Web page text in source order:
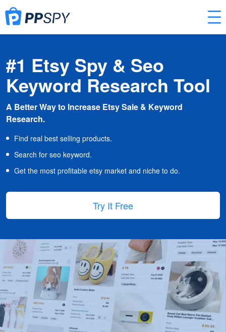
#1 Etsy Spy & Seo
Keyword Research Tool
A Better Way to Increase Etsy Sale & Keyword
Research.
Find real best selling products.
Search for seo keyword.
Get the most profitable etsy market and niche to do.
Try It Free